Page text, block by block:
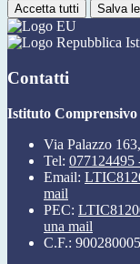
Accetta tutti Salva
Contatti
Istituto Comprensivo
Via Palazzo
Tel: 077124495
Email:
mail
PEC:
una mail
C.F.: